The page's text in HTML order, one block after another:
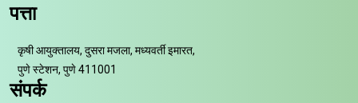
पत्ता
कृषी आयुक्तालय, दुसरा मजला, मध्यवर्ती इमारत,
पुणे स्टेशन, पुणे 411001
संपर्क